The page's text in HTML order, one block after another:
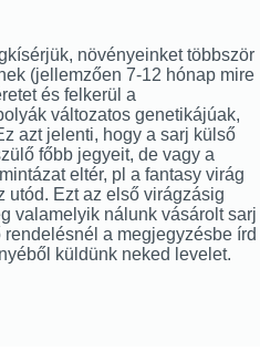
növényeinket többször
(jellemzően 7-12 hónap mire
és felkerül a
változatos genetikájúak,
azt jelenti, hogy a sarj külső
főbb jegyeit, de vagy a
eltér, pl a fantasy virág
utód. Ezt az első virágzásig
valamelyik nálunk vásárolt sarj
a megjegyzésbe írd
küldünk neked levelet.